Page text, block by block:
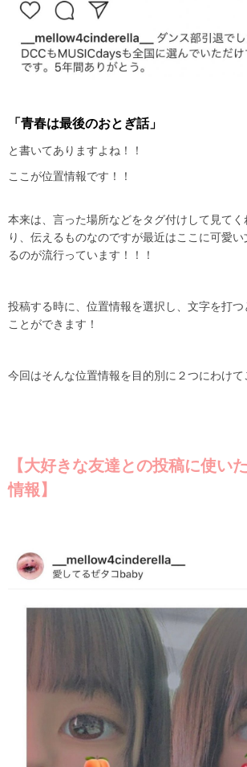
「青春は最後のおとぎ話」
と書いてありますよね！！
ここが位置情報です！！
本来は、言った場所などをタグ付けして見てく
り、伝えるものなのですが最近はここに可愛
るのが流行っています！！！
投稿する時に、位置情報を選択し、文字を打つ
ことができます！
今回はそんな位置情報を目的別に２つにわけて
【大好きな友達との投稿に使い
情報】